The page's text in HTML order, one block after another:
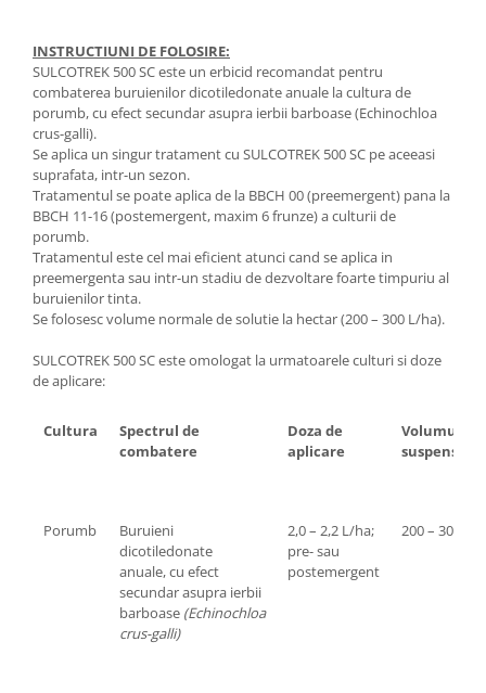
INSTRUCTIUNI DE FOLOSIRE:
SULCOTREK 500 SC este un erbicid recomandat pentru
combaterea buruienilor dicotiledonate anuale la cultura de
porumb, cu efect secundar asupra ierbii barboase (Echinochloa
crus-galli).
Se aplica un singur tratament cu SULCOTREK 500 SC pe aceeasi
suprafata, intr-un sezon.
Tratamentul se poate aplica de la BBCH 00 (preemergent) pana la
BBCH 11-16 (postemergent, maxim 6 frunze) a culturii de
porumb.
Tratamentul este cel mai eficient atunci cand se aplica in
preemergenta sau intr-un stadiu de dezvoltare foarte timpuriu al
buruienilor tinta.
Se folosesc volume normale de solutie la hectar (200 – 300 L/ha).
SULCOTREK 500 SC este omologat la urmatoarele culturi si doze
de aplicare:
Cultura
Spectrul de
combatere
Doza de
aplicare
Volumul de
suspensie/
Porumb
Buruieni
dicotiledonate
anuale, cu efect
secundar asupra ierbii
barboase (Echinochloa
crus-galli)
2,0 – 2,2 L/ha;
pre- sau
postemergent
200 – 300 L/